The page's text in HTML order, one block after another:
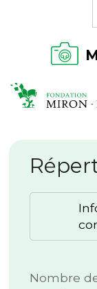
LA
NOUVELLES
RÉPERTOIRE
Nombre